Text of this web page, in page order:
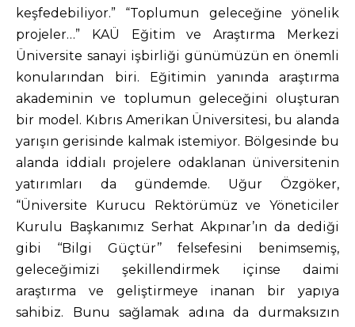
keşfedebiliyor.” “Toplumun geleceğine yönelik
projeler…” KAÜ Eğitim ve Araştırma Merkezi
Üniversite sanayi işbirliği günümüzün en önemli
konularından biri. Eğitimin yanında araştırma
akademinin ve toplumun geleceğini oluşturan
bir model. Kıbrıs Amerikan Üniversitesi, bu alanda
yarışın gerisinde kalmak istemiyor. Bölgesinde bu
alanda iddialı projelere odaklanan üniversitenin
yatırımları da gündemde. Uğur Özgöker,
“Üniversite Kurucu Rektörümüz ve Yöneticiler
Kurulu Başkanımız Serhat Akpınar’ın da dediği
gibi ‘‘Bilgi Güçtür’’ felsefesini benimsemiş,
geleceğimizi şekillendirmek içinse daimi
araştırma ve geliştirmeye inanan bir yapıya
sahibiz. Bunu sağlamak adına da durmaksızın